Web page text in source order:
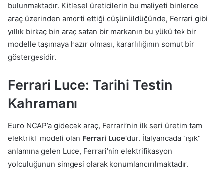
bulunmaktadır. Kitlesel üreticilerin bu maliyeti binlerce
araç üzerinden amorti ettiği düşünüldüğünde, Ferrari gibi
yıllık birkaç bin araç satan bir markanın bu yükü tek bir
modelle taşımaya hazır olması, kararlılığının somut bir
göstergesidir.
Ferrari Luce: Tarihi Testin
Kahramanı
Euro NCAP’a gidecek araç, Ferrari’nin ilk seri üretim tam
elektrikli modeli olan Ferrari Luce‘dur. İtalyancada “ışık”
anlamına gelen Luce, Ferrari’nin elektrifikasyon
yolculuğunun simgesi olarak konumlandırılmaktadır.